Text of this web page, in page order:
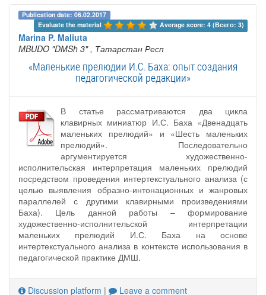
Publication date: 06.02.2017
Evaluate the material
Average score: 4 (Всего: 3)
Marina P. Maliuta
MBUDO "DMSh 3" , Татарстан Респ
«Маленькие прелюдии И.С. Баха: опыт создания
педагогической редакции»
В статье рассматриваются два цикла
клавирных миниатюр И.С. Баха «Двенадцать
маленьких прелюдий» и «Шесть маленьких
прелюдий». Последовательно
аргументируется художественно-
исполнительская интерпретация маленьких прелюдий
посредством проведения интертекстуального анализа (с
целью выявления образно-интонационных и жанровых
параллелей с другими клавирными произведениями
Баха). Цель данной работы – формирование
художественно-исполнительской интерпретации
маленьких прелюдий И.С. Баха на основе
интертекстуального анализа в контексте использования в
педагогической практике ДМШ.
Discussion platform | Leave a comment